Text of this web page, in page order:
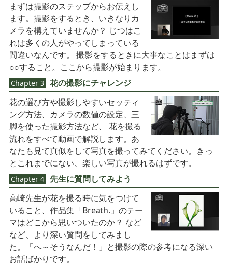
まずは撮影のステップからお伝えし
ます。撮影をするとき、いきなりカ
メラを構えていませんか？ じつはこ
れは多くの人がやってしまっている
間違いなんです。 撮影をするときに大事なことはまずは
○○すること。ここから撮影が始まります。
Chapter 3 花の撮影にチャレンジ
花の選び方や撮影しやすいセッティ
ング方法、カメラの数値の設定、三
脚を使った撮影方法など、 花を撮る
流れをすべて動画で解説します。あ
なたも見て真似をして写真を撮ってみてください。きっ
とこれまでにない、楽しい写真が撮れるはずです。
Chapter 4
先生に質問してみよう
高崎先生が花を撮る時に気をつけて
いること、作品集「Breath.」のテー
マはどこから思いついたのか？ など
など、より深い質問をしてみまし
た。「へ～そうなんだ！」と撮影の際の参考になる深い
お話ばかりです。